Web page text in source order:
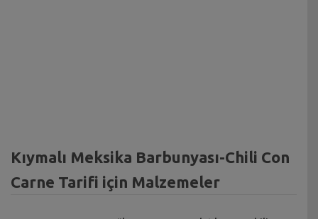
Kıymalı Meksika Barbunyası-Chili Con
Carne Tarifi için Malzemeler